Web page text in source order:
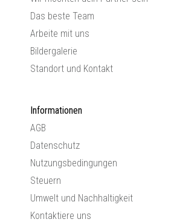
Das beste Team
Arbeite mit uns
Bildergalerie
Standort und Kontakt
Informationen
AGB
Datenschutz
Nutzungsbedingungen
Steuern
Umwelt und Nachhaltigkeit
Kontaktiere uns